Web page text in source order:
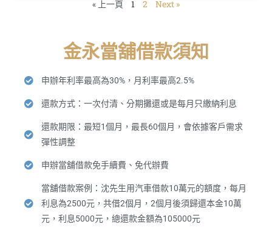
« 上一頁 1 2 Next »
金永當舖借款須知
申辦年利率最高為30%，月利率最高2.5%
還款方式：一次付清、分期攤還或是每月只繳納利息
還款期限：最短1個月，最長60個月，會依據客戶需求
彈性調整
申辦當舖借款免手續費、免代辦費
當舖借款案例：沈先生用汽車借款10萬元的額度，每月
利息為2500元，共借2個月，2個月後須歸還本金10萬
元，利息5000元，總還款金額為105000元